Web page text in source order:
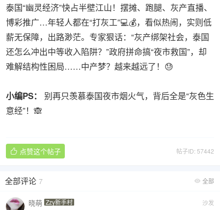
泰国“幽灵经济”快占半壁江山！摆摊、跑腿、灰产直播、
博彩推广…年轻人都在“打灰工”💻💰，看似热闹，实则低
薪无保障，出路渺茫。专家狠话：“灰产绑架社会，泰国
还怎么冲出中等收入陷阱？”政府拼命搞“夜市救国”，却
难解结构性困局……中产梦？越来越远了！😓
小编PS：
别再只羡慕泰国夜市烟火气，背后全是“灰色生
意经”！🙈
帖子ID: 57442
 点赞这个帖子
 全部
全部评论 7
沙发
晓萌 Zzy新手村